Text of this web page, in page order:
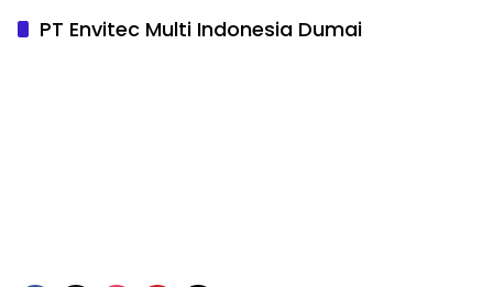
PT Envitec Multi Indonesia Dumai